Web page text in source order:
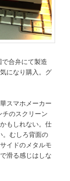
合弁にて製造
になり購入。グ
スマホメーカー
のスクリーン
もしれない。仕
。むしろ背面の
イドのメタルモ
滑る感じはしな